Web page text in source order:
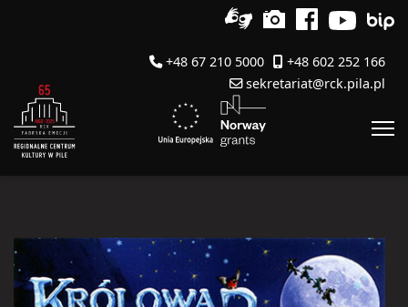
+48 67 210 5000
+48 602 252 166
sekretariat@rck.pila.pl